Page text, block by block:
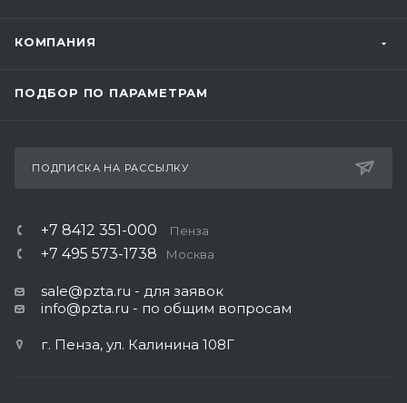
КОМПАНИЯ
ПОДБОР ПО ПАРАМЕТРАМ
ПОДПИСКА НА РАССЫЛКУ
+7 8412 351-000 Пенза
+7 495 573-1738 Москва
sale@pzta.ru - для заявок
info@pzta.ru - по общим вопросам
г. Пенза, ул. Калинина 108Г